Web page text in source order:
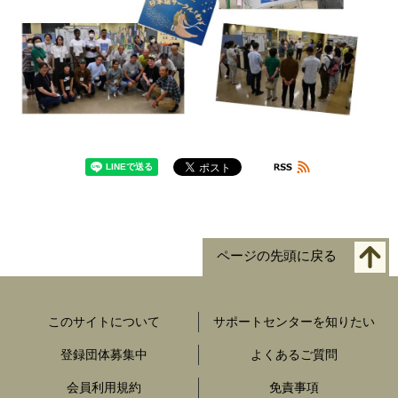
ページの先頭に戻る
このサイトについて サポートセンターを知りたい
登録団体募集中 よくあるご質問
会員利用規約 免責事項